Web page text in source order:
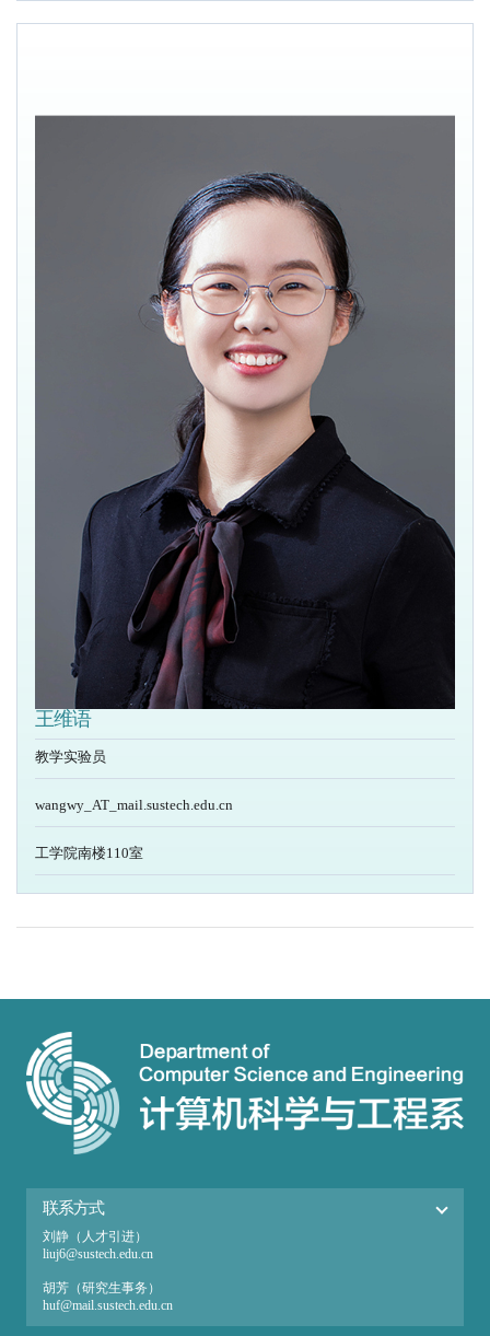
王维语
教学实验员
wangwy_AT_mail.sustech.edu.cn
工学院南楼110室
联系方式
刘静（人才引进）
liuj6@sustech.edu.cn
胡芳（研究生事务）
huf@mail.sustech.edu.cn